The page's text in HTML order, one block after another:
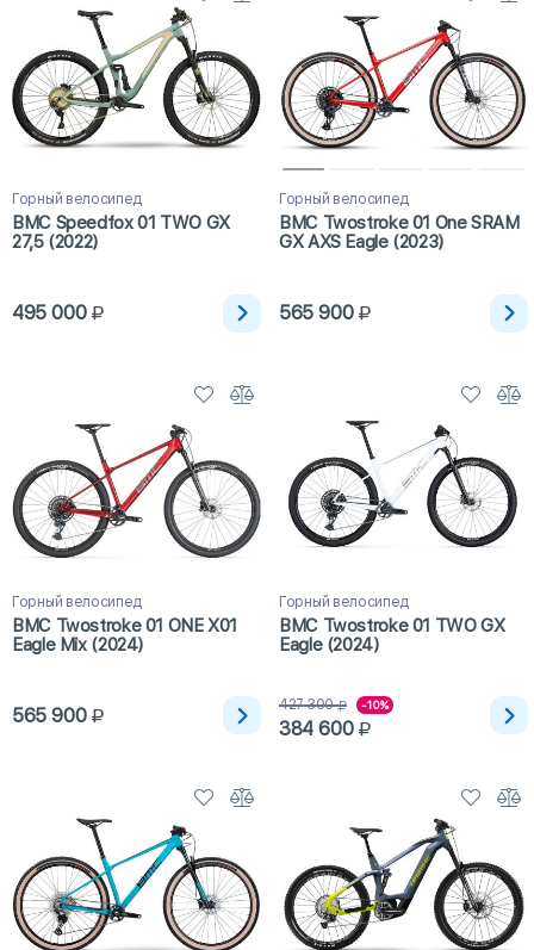
Горный велосипед
BMC Speedfox 01 TWO GX
27,5 (2022)
495 000
Горный велосипед
BMC Twostroke 01 One SRAM
GX AXS Eagle (2023)
565 900
Горный велосипед
BMC Twostroke 01 ONE X01
Eagle Mix (2024)
565 900
Горный велосипед
BMC Twostroke 01 TWO GX
Eagle (2024)
427 300 -10%
384 600